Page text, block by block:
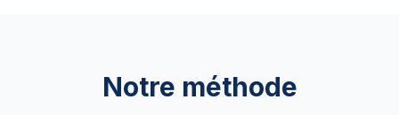
Notre méthode